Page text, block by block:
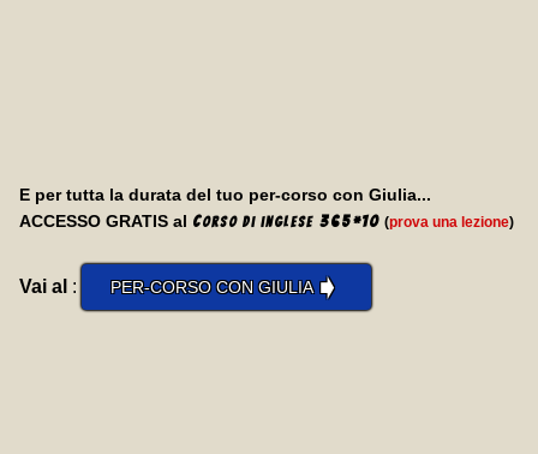
E per tutta la durata del tuo per-corso con Giulia...
ACCESSO GRATIS al Corso di inglese 365*10 (prova una lezione)
Vai al : PER-CORSO CON GIULIA➧